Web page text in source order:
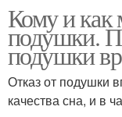
Кому и как
подушки.
подушки
Отказ от подушки
качества сна, и в